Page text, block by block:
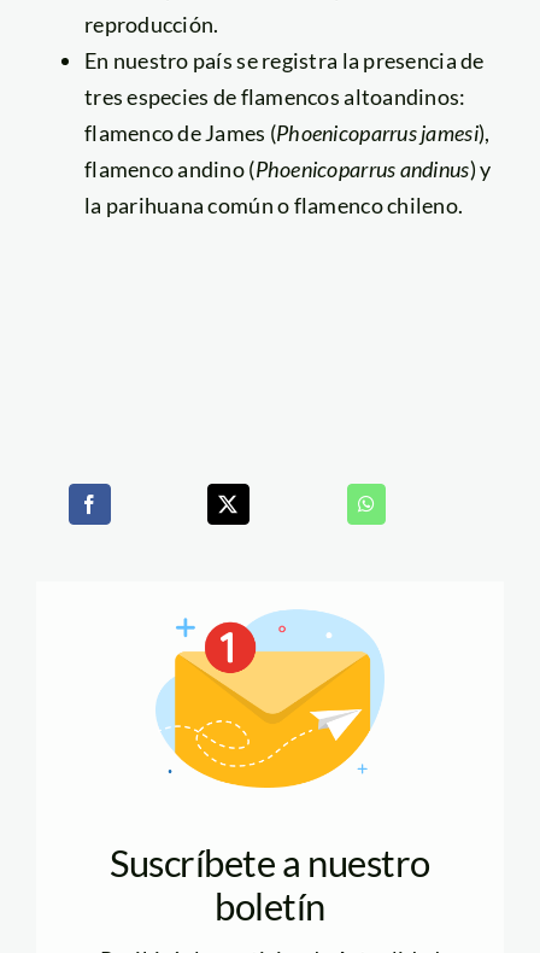
reproducción.
En nuestro país se registra la presencia de
tres especies de flamencos altoandinos:
flamenco de James (Phoenicoparrus jamesi),
flamenco andino (Phoenicoparrus andinus) y
la parihuana común o flamenco chileno.
Suscríbete a nuestro
boletín